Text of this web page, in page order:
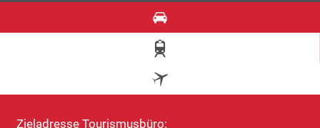
Zieladresse Tourismusbüro: